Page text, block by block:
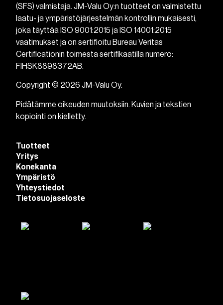
(SFS) valmistaja. JM-Valu Oy:n tuotteet on valmistettu
laatu- ja ympäristöjärjestelmän kontrollin mukaisesti,
joka täyttää ISO 9001:2015 ja ISO 14001:2015
vaatimukset ja on sertifioitu Bureau Veritas
Certificationin toimesta sertifikaatilla numero:
FIHSK8898372AB.
Copyright © 2026 JM-Valu Oy.
Pidätämme oikeuden muutoksiin. Kuvien ja tekstien
kopiointi on kielletty.
Tuotteet
Yritys
Konekanta
Ympäristö
Yhteystiedot
Tietosuojaseloste